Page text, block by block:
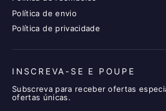
Política de envio
Política de privacidade
INSCREVA-SE E POUPE
Subscreva para receber ofertas
ofertas únicas.